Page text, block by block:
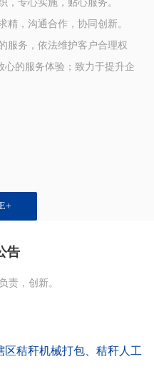
专心实施，贴心服务。
，沟通合作，协同创新。
务，依法维护客户合理权
的服务体验；致力于提升企
告
责，创新。
秸秆机械打包、秸秆人工